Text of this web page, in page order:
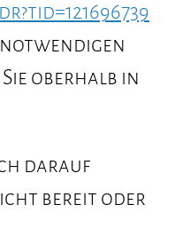
oberhalb in
darauf
bereit oder